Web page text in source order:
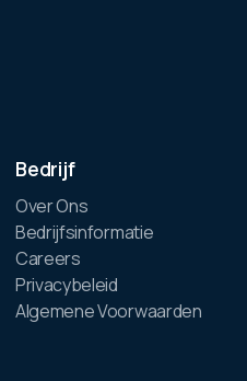
Bedrijf
Over Ons
Bedrijfsinformatie
Careers
Privacybeleid
Algemene Voorwaarden